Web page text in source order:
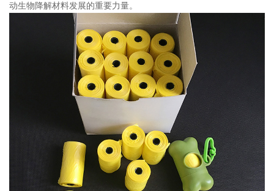
动生物降解材料发展的重要力量。